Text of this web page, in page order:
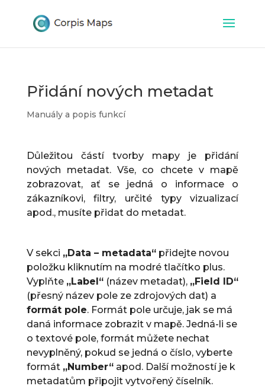
Přidání nových metadat
Manuály a popis funkcí
Důležitou částí tvorby mapy je přidání
nových metadat. Vše, co chcete v mapě
zobrazovat, ať se jedná o informace o
zákazníkovi, filtry, určité typy vizualizací
apod., musíte přidat do metadat.
V sekci „Data – metadata“přidejte novou
položku kliknutím na modré tlačítko plus.
Vyplňte „Label“(název metadat), „Field ID“
(přesný název pole ze zdrojových dat) a
formát pole. Formát pole určuje, jak se má
daná informace zobrazit v mapě. Jedná-li se
o textové pole, formát můžete nechat
nevyplněný, pokud se jedná o číslo, vyberte
formát „Number“apod. Další možností je k
metadatům připojit vytvořený číselník.